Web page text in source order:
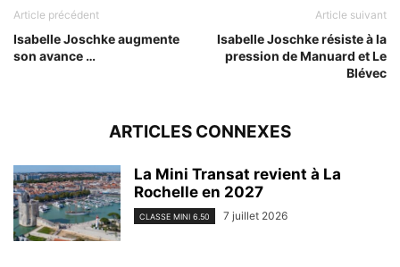
Article précédent
Isabelle Joschke augmente
son avance …
Article suivant
Isabelle Joschke résiste à la
pression de Manuard et Le
Blévec
ARTICLES CONNEXES
La Mini Transat revient à La
Rochelle en 2027
CLASSE MINI 6.50 7 juillet 2026